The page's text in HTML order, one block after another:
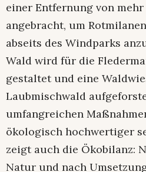
einer Entfernung von
angebracht, um
abseits des Windparks
Wald wird für die
gestaltet und eine
Laubmischwald
umfangreichen
ökologisch hochwertiger
zeigt auch die Ökobilanz:
Natur und nach